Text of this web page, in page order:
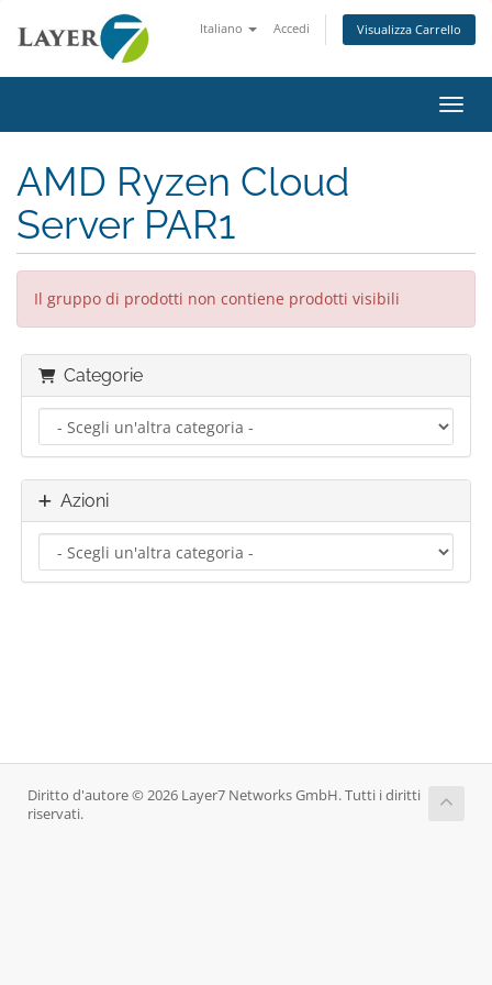
Italiano Accedi Visualizza Carrello
AMD Ryzen Cloud
Server PAR1
Il gruppo di prodotti non contiene prodotti visibili
Categorie
Azioni
Diritto d'autore © 2026 Layer7 Networks GmbH. Tutti i diritti
riservati.